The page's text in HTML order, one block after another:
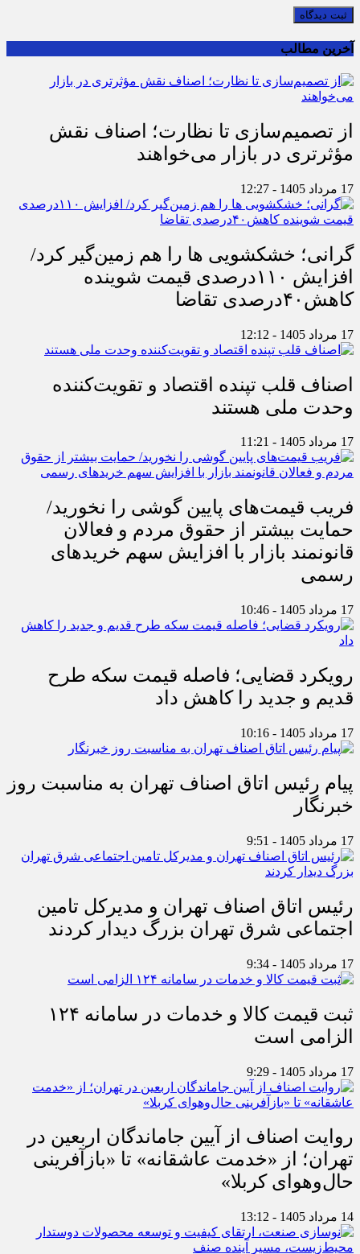
ثبت دیدگاه
آخرین مطالب
از تصمیم‌سازی تا نظارت؛ اصناف نقش
مؤثرتری در بازار می‌خواهند
17 مرداد 1405 - 12:27
گرانی؛ خشکشویی‌ ها را هم زمین‌گیر کرد/
افزایش ۱۱۰درصدی قیمت شوینده
کاهش۴۰درصدی تقاضا
17 مرداد 1405 - 12:12
اصناف قلب تپنده اقتصاد و تقویت‌کننده
وحدت ملی هستند
17 مرداد 1405 - 11:21
فریب قیمت‌های پایین گوشی را نخورید/
حمایت بیشتر از حقوق مردم و فعالان
قانونمند بازار با افزایش سهم خریدهای
رسمی
17 مرداد 1405 - 10:46
رویکرد قضایی؛ فاصله قیمت سکه طرح
قدیم و جدید را کاهش داد
17 مرداد 1405 - 10:16
پیام رئیس اتاق اصناف تهران به مناسبت روز
خبرنگار
17 مرداد 1405 - 9:51
رئیس اتاق اصناف تهران و مدیرکل تامین
اجتماعی شرق تهران بزرگ دیدار کردند
17 مرداد 1405 - 9:34
ثبت قیمت کالا و خدمات در سامانه ۱۲۴
الزامی است
17 مرداد 1405 - 9:29
روایت اصناف از آیین جاماندگان اربعین در
تهران؛ از «خدمت عاشقانه» تا «بازآفرینی
حال‌وهوای کربلا»
14 مرداد 1405 - 13:12